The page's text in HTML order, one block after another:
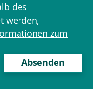
des
werden,
zum